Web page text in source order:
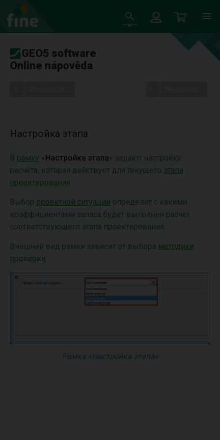
GEO5 software
Online nápověda
Настройка зтапа
В рамку « Настройка этапа » задают настройку
расчёта, которая действует для текущего этапа
проектирования
Выбор проектной ситуации определит с какими
коэффициентами запаса будет выполнен расчёт
соответствующего этапа проектирования.
Внешний вид рамки зависит от выбора методики
проверки
Рамка «Настройка этапа»